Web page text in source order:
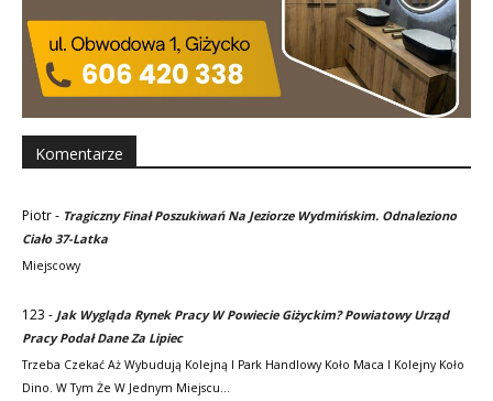
Komentarze
Piotr- Tragiczny Finał Poszukiwań Na Jeziorze Wydmińskim. Odnaleziono
Ciało 37-Latka
Miejscowy
123 - Jak Wygląda Rynek Pracy W Powiecie Giżyckim? Powiatowy Urząd
Pracy Podał Dane Za Lipiec
Trzeba Czekać Aż Wybudują Kolejną I Park Handlowy Koło Maca I Kolejny Koło
Dino. W Tym Że W Jednym Miejscu…